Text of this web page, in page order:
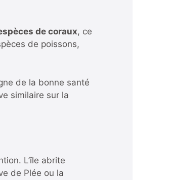
de coraux, ce
de poissons,
de la bonne santé
similaire sur la
L’île abrite
de Plée ou la